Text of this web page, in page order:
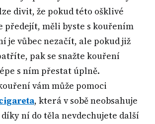
divit, že pokud této ošklivé
předejít, měli byste s kouřením
je vůbec nezačít, ale pokud již
pak se snažte kouření
s ním přestat úplně.
vám může pomoci
, která v sobě neobsahuje
ní do těla nevdechujete další